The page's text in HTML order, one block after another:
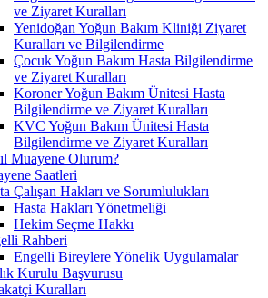
ve Ziyaret Kuralları
Yenidoğan Yoğun Bakım Kliniği Ziyaret
Kuralları ve Bilgilendirme
Çocuk Yoğun Bakım Hasta Bilgilendirme
ve Ziyaret Kuralları
Koroner Yoğun Bakım Ünitesi Hasta
Bilgilendirme ve Ziyaret Kuralları
KVC Yoğun Bakım Ünitesi Hasta
Bilgilendirme ve Ziyaret Kuralları
Muayene Olurum?
Saatleri
Çalışan Hakları ve Sorumlulukları
Hasta Hakları Yönetmeliği
Hekim Seçme Hakkı
Rahberi
Engelli Bireylere Yönelik Uygulamalar
Kurulu Başvurusu
Kuralları